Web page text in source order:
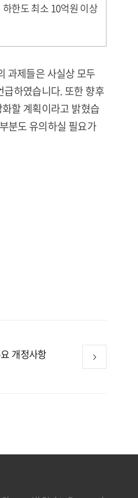
한도 최소 10억원 이상
과제들은 사실상 모두
급하였습니다. 또한 향후
할 계획이라고 밝혔습
분도 유의하실 필요가
개정사항